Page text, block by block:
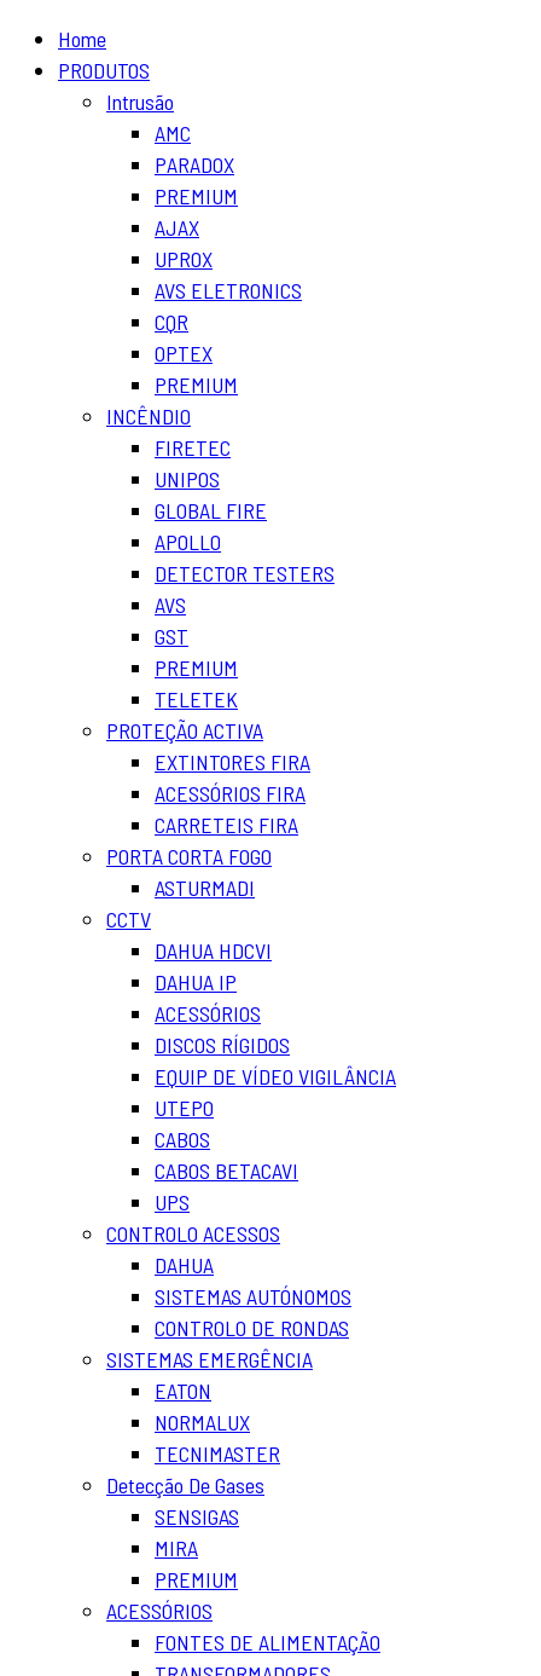
Home
PRODUTOS
Intrusão
AMC
PARADOX
PREMIUM
AJAX
UPROX
AVS ELETRONICS
CQR
OPTEX
PREMIUM
INCÊNDIO
FIRETEC
UNIPOS
GLOBAL FIRE
APOLLO
DETECTOR TESTERS
AVS
GST
PREMIUM
TELETEK
PROTEÇÃO ACTIVA
EXTINTORES FIRA
ACESSÓRIOS FIRA
CARRETEIS FIRA
PORTA CORTA FOGO
ASTURMADI
CCTV
DAHUA HDCVI
DAHUA IP
ACESSÓRIOS
DISCOS RÍGIDOS
EQUIP DE VÍDEO VIGILÂNCIA
UTEPO
CABOS
CABOS BETACAVI
UPS
CONTROLO ACESSOS
DAHUA
SISTEMAS AUTÓNOMOS
CONTROLO DE RONDAS
SISTEMAS EMERGÊNCIA
EATON
NORMALUX
TECNIMASTER
Detecção De Gases
SENSIGAS
MIRA
PREMIUM
ACESSÓRIOS
FONTES DE ALIMENTAÇÃO